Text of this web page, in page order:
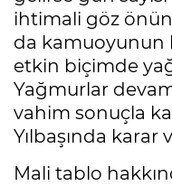
ihtimali göz
da kamuoyunun
etkin biçimde
Yağmurlar
vahim sonuçla
Yılbaşında
Mali tablo